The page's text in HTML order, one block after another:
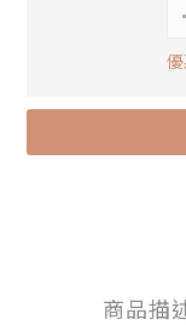
商品描